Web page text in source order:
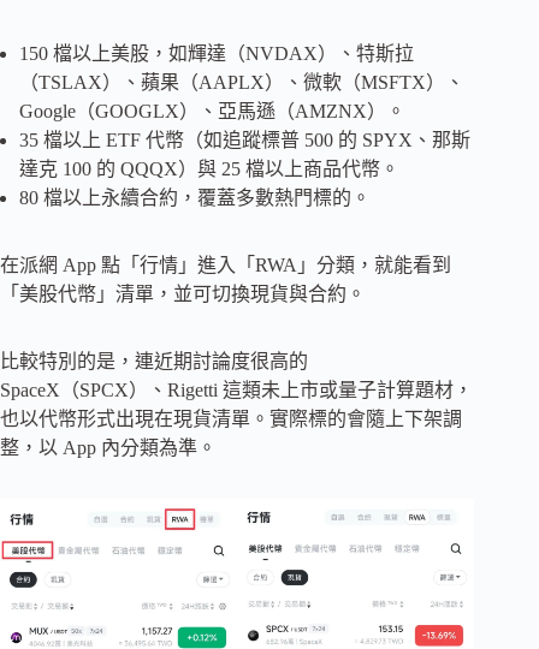
150 檔以上美股，如輝達（NVDAX）、特斯拉
（TSLAX）、蘋果（AAPLX）、微軟（MSFTX）、
Google（GOOGLX）、亞馬遜（AMZNX）。
35 檔以上 ETF 代幣（如追蹤標普 500 的 SPYX、那斯
達克 100 的 QQQX）與 25 檔以上商品代幣。
80 檔以上永續合約，覆蓋多數熱門標的。
在派網 App 點「行情」進入「RWA」分類，就能看到
「美股代幣」清單，並可切換現貨與合約。
比較特別的是，連近期討論度很高的
SpaceX（SPCX）、Rigetti 這類未上市或量子計算題材，
也以代幣形式出現在現貨清單。實際標的會隨上下架調
整，以 App 內分類為準。